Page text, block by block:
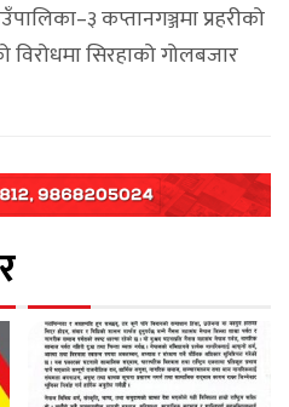
कप्तानगञ्जमा प्रहरीको
सिरहाको गोलबजार
स्थानीयले प्रदर्शन गरेका